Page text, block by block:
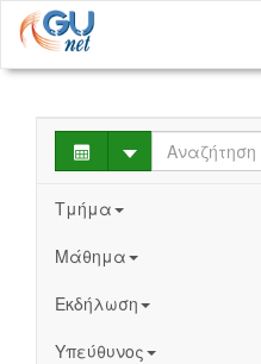
Select
Τμήμα
Μάθημα
Εκδήλωση
Υπεύθυνος